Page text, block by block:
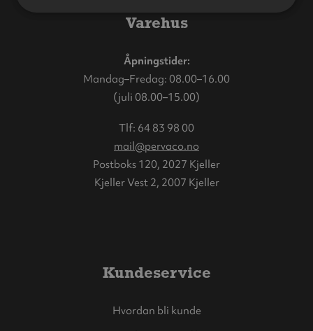
Varehus
Åpningstider:
Mandag–Fredag: 08.00–16.00
(juli 08.00–15.00)
Tlf: 64 83 98 00
mail@pervaco.no
Postboks 120, 2027 Kjeller
Kjeller Vest 2, 2007 Kjeller
Kundeservice
Hvordan bli kunde